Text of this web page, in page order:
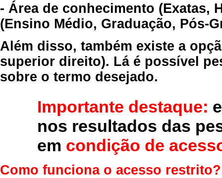
- Área de conhecimento (Exatas,
(Ensino Médio, Graduação, Pós-
Além disso, também existe a
superior direito). Lá é possível
sobre o termo desejado.
Importante destaque:
nos resultados das
em condição de
Como funciona o acesso restrito?